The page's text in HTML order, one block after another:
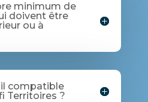
minimum de
doivent être
ou à
compatible
Territoires ?